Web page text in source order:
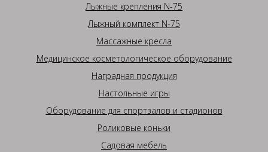
Лыжные крепления N-75
Лыжный комплект N-75
Массажные кресла
Медицинское косметологическое оборудование
Наградная продукция
Настольные игры
Оборудование для спортзалов и стадионов
Роликовые коньки
Садовая мебель